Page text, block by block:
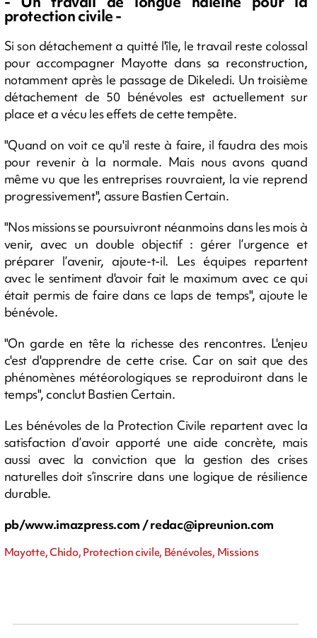
protection civile -
Si son détachement a quitté l'île, le travail reste colossal
pour accompagner Mayotte dans sa reconstruction,
notamment après le passage de Dikeledi. Un troisième
détachement de 50 bénévoles est actuellement sur
place et a vécu les effets de cette tempête.
"Quand on voit ce qu'il reste à faire, il faudra des mois
pour revenir à la normale. Mais nous avons quand
même vu que les entreprises rouvraient, la vie reprend
progressivement", assure Bastien Certain.
"Nos missions se poursuivront néanmoins dans les mois à
venir, avec un double objectif : gérer l’urgence et
préparer l’avenir, ajoute-t-il. Les équipes repartent
avec le sentiment d'avoir fait le maximum avec ce qui
était permis de faire dans ce laps de temps", ajoute le
bénévole.
"On garde en tête la richesse des rencontres. L'enjeu
c'est d'apprendre de cette crise. Car on sait que des
phénomènes météorologiques se reproduiront dans le
temps", conclut Bastien Certain.
Les bénévoles de la Protection Civile repartent avec la
satisfaction d’avoir apporté une aide concrète, mais
aussi avec la conviction que la gestion des crises
naturelles doit s’inscrire dans une logique de résilience
durable.
pb/www.imazpress.com /redac@ipreunion.com
Mayotte, Chido, Protection civile, Bénévoles, Missions